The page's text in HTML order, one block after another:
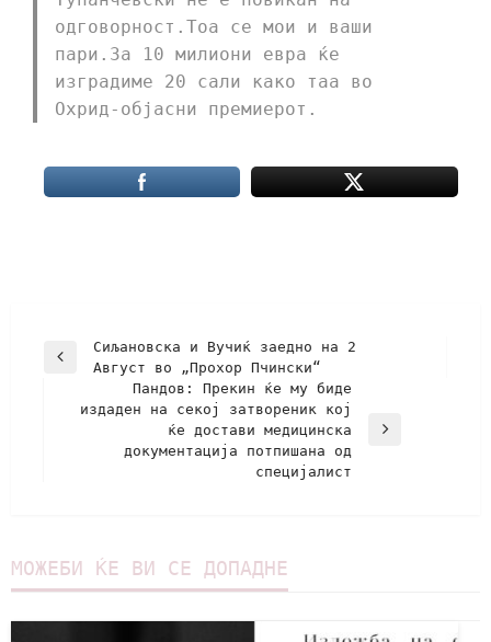
одговорност.Тоа се мои и ваши
пари.За 10 милиони евра ќе
изградиме 20 сали како таа во
Охрид-објасни премиерот.
Сиљановска и Вучиќ заедно на 2
Август во „Прохор Пчински“
Пандов: Прекин ќе му биде
издаден на секој затвореник кој
ќе достави медицинска
документација потпишана од
специјалист
МОЖЕБИ ЌЕ ВИ СЕ ДОПАДНЕ